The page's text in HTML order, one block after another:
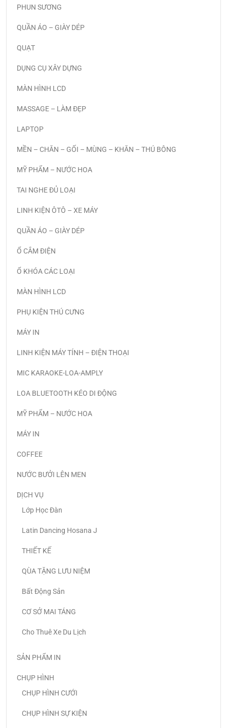
PHUN SƯƠNG
QUẦN ÁO – GIÀY DÉP
QUẠT
DỤNG CỤ XÂY DỰNG
MÀN HÌNH LCD
MASSAGE – LÀM ĐẸP
LAPTOP
MỀN – CHĂN – GỐI – MÙNG – KHĂN – THÚ BÔNG
MỸ PHẨM – NƯỚC HOA
TAI NGHE ĐỦ LOẠI
LINH KIỆN ÔTÔ – XE MÁY
QUẦN ÁO – GIÀY DÉP
Ổ CẮM ĐIỆN
Ổ KHÓA CÁC LOẠI
MÀN HÌNH LCD
PHỤ KIỆN THÚ CƯNG
MÁY IN
LINH KIỆN MÁY TÍNH – ĐIỆN THOẠI
MIC KARAOKE-LOA-AMPLY
LOA BLUETOOTH KÉO DI ĐỘNG
MỸ PHẨM – NƯỚC HOA
MÁY IN
COFFEE
NƯỚC BƯỞI LÊN MEN
DỊCH VỤ
Lớp Học Đàn
Latin Dancing Hosana J
THIẾT KẾ
QÙA TẶNG LƯU NIỆM
Bất Động Sản
CƠ SỞ MAI TÁNG
Cho Thuê Xe Du Lịch
SẢN PHẨM IN
CHỤP HÌNH
CHỤP HÌNH CƯỚI
CHỤP HÌNH SỰ KIỆN